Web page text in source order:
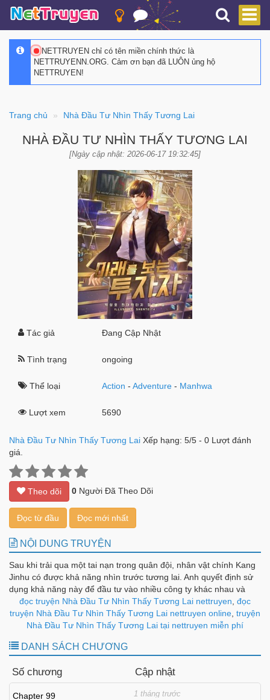
NETTRUYEN chỉ có tên miền chính thức là
NETTRUYENN.ORG. Cảm ơn bạn đã LUÔN ủng hộ
NETTRUYEN!
Trang chủ Nhà Đầu Tư Nhìn Thấy Tương Lai
NHÀ ĐẦU TƯ NHÌN THẤY TƯƠNG LAI
[Ngày cập nhật: 2026-06-17 19:32:45]
Tác giả Đang Cập Nhật
Tình trạng ongoing
Thể loại Action -Adventure - Manhwa
Lượt xem 5690
Nhà Đầu Tư Nhìn Thấy Tương Lai Xếp hạng: 5/5 - 0 Lượt đánh
giá.
Theo dõi 0 Người Đã Theo Dõi
Đọc từ đầu Đọc mới nhất
NỘI DUNG TRUYỆN
Sau khi trải qua một tai nạn trong quân đội, nhân vật chính Kang
Jinhu có được khả năng nhìn trước tương lai. Anh quyết định sử
dụng khả năng này để đầu tư vào nhiều công ty khác nhau và
kiếm tiền, với mục tiêu trở thành nhà đầu tư số một thế giới. Giới
hạn tầm nhìn xa của anh mở rộng đến đâu? Ngoài đầu tư, nó còn
liên quan đến kinh tế, chính trị, tập đoàn và thậm chí là các vấn
đọc truyện Nhà Đầu Tư Nhìn Thấy Tương Lai nettruyen đọc
truyện Nhà Đầu Tư Nhìn Thấy Tương Lai nettruyen online truyện
Nhà Đầu Tư Nhìn Thấy Tương Lai tại nettruyen miễn phí
DANH SÁCH CHƯƠNG
Số chương Cập nhật
Chapter 99 1 tháng trước